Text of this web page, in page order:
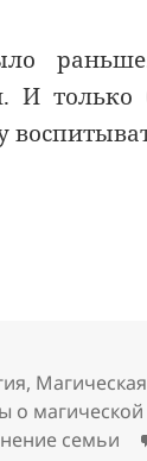
И только
,
о
семьи